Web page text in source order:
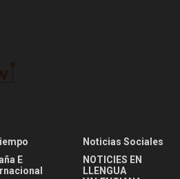
E
Noticias Sociales
NOTICIES EN
LLENGUA